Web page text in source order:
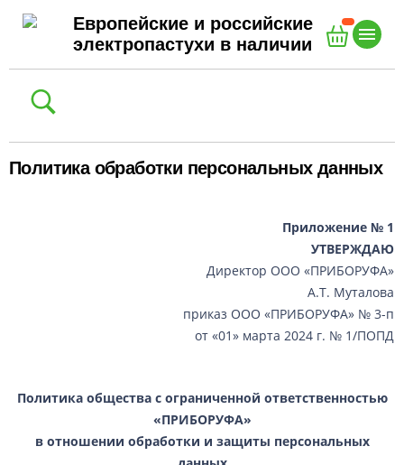
Европейские и российские
электропастухи в наличии
Политика обработки персональных данных
Изоляторы для электропастуха
Столбы для электропастуха
Дополнительные комплектующие
Приложение № 1
УТВЕРЖДАЮ
Директор ООО «ПРИБОРУФА»
А.Т. Муталова
приказ ООО «ПРИБОРУФА» № 3-п
от «01» марта 2024 г. № 1/ПОПД
Политика общества с ограниченной ответственностью
«ПРИБОРУФА»
в отношении обработки и защиты персональных